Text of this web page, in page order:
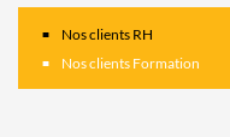
Nos clients RH
Nos clients Formation